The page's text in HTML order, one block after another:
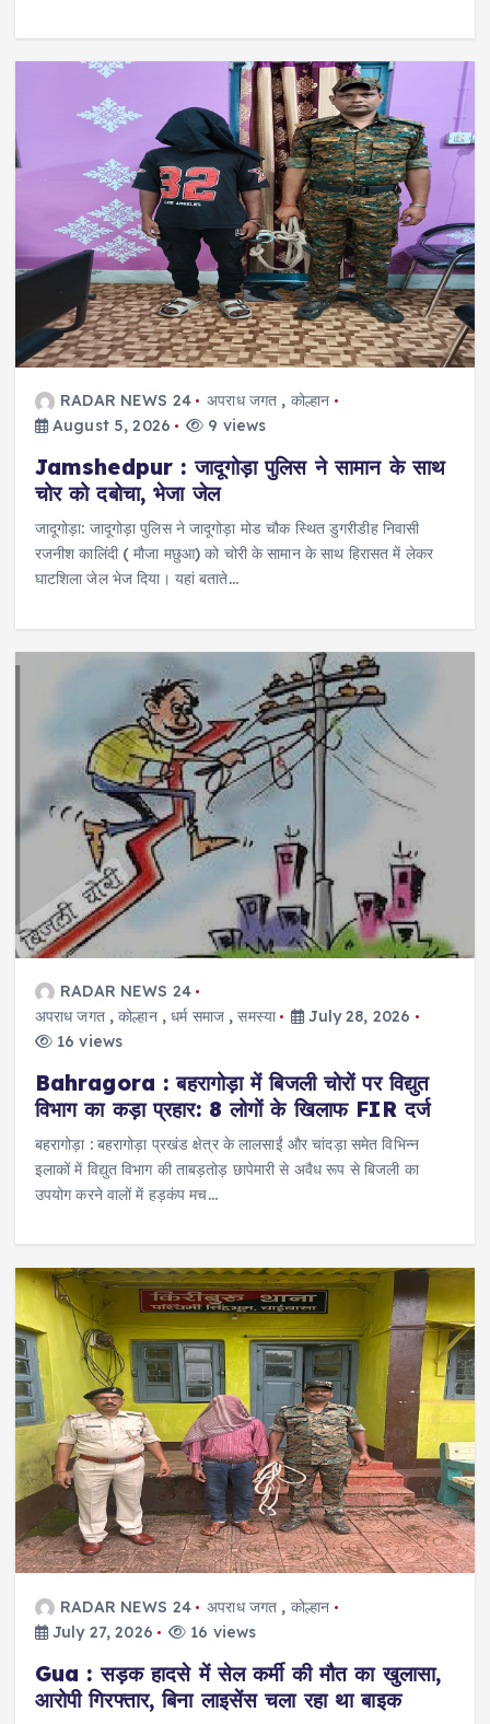
RADAR NEWS 24 अपराध जगत , कोल्हान
August 5, 2026
9 views
Jamshedpur : जादूगोड़ा पुलिस ने सामान के साथ
चोर को दबोचा, भेजा जेल
जादूगोड़ा: जादूगोड़ा पुलिस ने जादूगोड़ा मोड चौक स्थित डुगरीडीह निवासी
रजनीश कालिंदी ( मौजा मछुआ) को चोरी के सामान के साथ हिरासत में लेकर
घाटशिला जेल भेज दिया। यहां बताते…
RADAR NEWS 24
अपराध जगत,कोल्हान,धर्म समाज,समस्या
July 28, 2026
16 views
Bahragora : बहरागोड़ा में बिजली चोरों पर विद्युत
विभाग का कड़ा प्रहार: 8 लोगों के खिलाफ FIR दर्ज
बहरागोड़ा : बहरागोड़ा प्रखंड क्षेत्र के लालसाईं और चांदड़ा समेत विभिन्न
इलाकों में विद्युत विभाग की ताबड़तोड़ छापेमारी से अवैध रूप से बिजली का
उपयोग करने वालों में हड़कंप मच…
RADAR NEWS 24 अपराध जगत , कोल्हान
July 27, 2026
16 views
Gua : सड़क हादसे में सेल कर्मी की मौत का खुलासा,
आरोपी गिरफ्तार, बिना लाइसेंस चला रहा था बाइक